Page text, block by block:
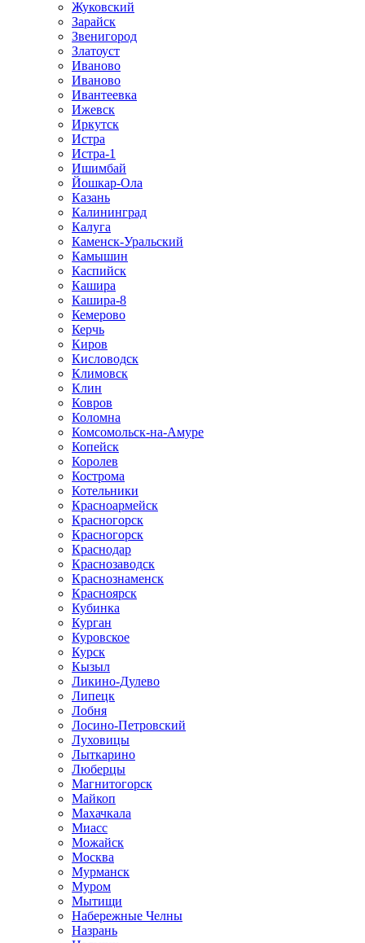
Жуковский
Зарайск
Звенигород
Златоуст
Иваново
Иваново
Ивантеевка
Ижевск
Иркутск
Истра
Истра-1
Ишимбай
Йошкар-Ола
Казань
Калининград
Калуга
Каменск-Уральский
Камышин
Каспийск
Кашира
Кашира-8
Кемерово
Керчь
Киров
Кисловодск
Климовск
Клин
Ковров
Коломна
Комсомольск-на-Амуре
Копейск
Королев
Кострома
Котельники
Красноармейск
Красногорск
Красногорск
Краснодар
Краснозаводск
Краснознаменск
Красноярск
Кубинка
Курган
Куровское
Курск
Кызыл
Ликино-Дулево
Липецк
Лобня
Лосино-Петровский
Луховицы
Лыткарино
Люберцы
Магнитогорск
Майкоп
Махачкала
Миасс
Можайск
Москва
Мурманск
Муром
Мытищи
Набережные Челны
Назрань